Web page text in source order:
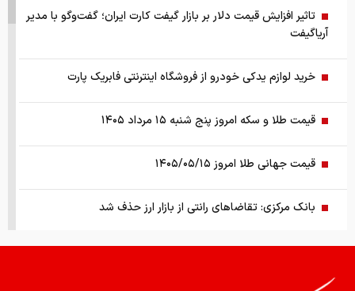
تاثیر افزایش قیمت دلار بر بازار گیفت کارت ایران؛ گفت‌وگو با مدیر
آریاگیفت
خرید لوازم یدکی خودرو از فروشگاه اینترنتی فابریک پارت
قیمت طلا و سکه امروز پنج شنبه ۱۵ مرداد ۱۴۰۵
قیمت جهانی طلا امروز ۱۴۰۵/۰۵/۱۵
بانک مرکزی: تقاضا‌های رانتی از بازار ارز حذف شد
کالابرگ سه دهک مشمول شارژ شد